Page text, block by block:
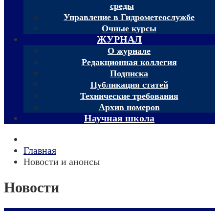
среды
Управление в Гидрометеослужбе
Очные курсы
ЖУРНАЛ
О журнале
Редакционная коллегия
Подписка
Публикация статей
Технические требования
Архив номеров
Научная школа
Главная
Новости и анонсы
Новости